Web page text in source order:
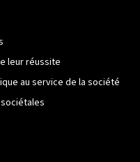
leur réussite
au service de la société